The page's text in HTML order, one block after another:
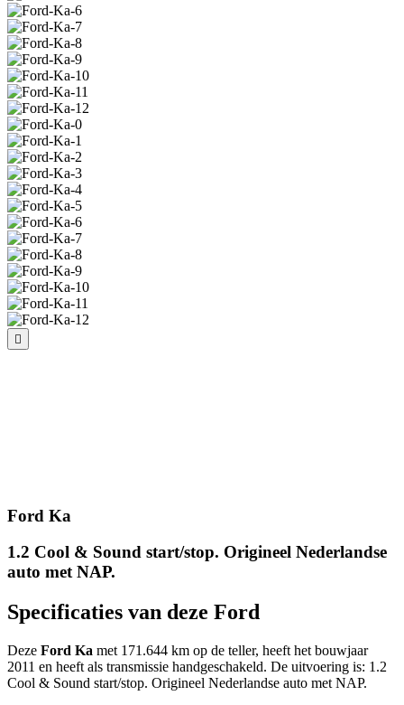
Ford Ka
1.2 Cool & Sound start/stop. Origineel Nederlandse
auto met NAP.
Specificaties van deze Ford
Deze Ford Ka met 171.644 km op de teller, heeft het bouwjaar
2011 en heeft als transmissie handgeschakeld. De uitvoering is: 1.2
Cool & Sound start/stop. Origineel Nederlandse auto met NAP.